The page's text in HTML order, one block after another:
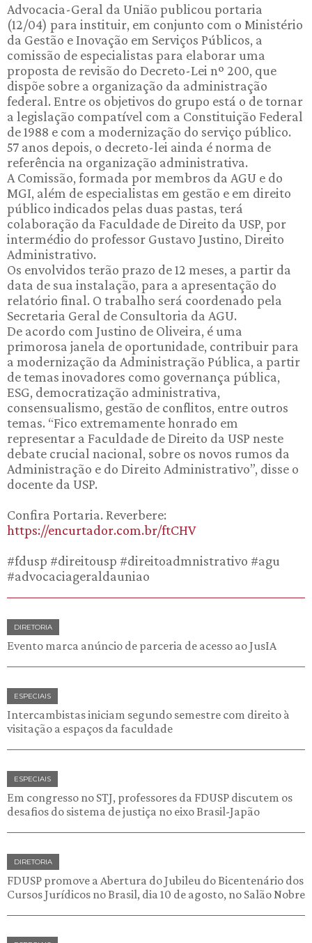
Advocacia-Geral da União publicou portaria
(12/04) para instituir, em conjunto com o Ministério
da Gestão e Inovação em Serviços Públicos, a
comissão de especialistas para elaborar uma
proposta de revisão do Decreto-Lei nº 200, que
dispõe sobre a organização da administração
federal. Entre os objetivos do grupo está o de tornar
a legislação compatível com a Constituição Federal
de 1988 e com a modernização do serviço público.
57 anos depois, o decreto-lei ainda é norma de
referência na organização administrativa.
A Comissão, formada por membros da AGU e do
MGI, além de especialistas em gestão e em direito
público indicados pelas duas pastas, terá
colaboração da Faculdade de Direito da USP, por
intermédio do professor Gustavo Justino, Direito
Administrativo.
Os envolvidos terão prazo de 12 meses, a partir da
data de sua instalação, para a apresentação do
relatório final. O trabalho será coordenado pela
Secretaria Geral de Consultoria da AGU.
De acordo com Justino de Oliveira, é uma
primorosa janela de oportunidade, contribuir para
a modernização da Administração Pública, a partir
de temas inovadores como governança pública,
ESG, democratização administrativa,
consensualismo, gestão de conflitos, entre outros
temas. “Fico extremamente honrado em
representar a Faculdade de Direito da USP neste
debate crucial nacional, sobre os novos rumos da
Administração e do Direito Administrativo”, disse o
docente da USP.
Confira Portaria. Reverbere:
https://encurtador.com.br/ftCHV
#fdusp #direitousp #direitoadmnistrativo #agu
#advocaciageraldauniao
DIRETORIA
Evento marca anúncio de parceria de acesso ao JusIA
ESPECIAIS
Intercambistas iniciam segundo semestre com direito à
visitação a espaços da faculdade
ESPECIAIS
Em congresso no STJ, professores da FDUSP discutem os
desafios do sistema de justiça no eixo Brasil-Japão
DIRETORIA
FDUSP promove a Abertura do Jubileu do Bicentenário dos
Cursos Jurídicos no Brasil, dia 10 de agosto, no Salão Nobre